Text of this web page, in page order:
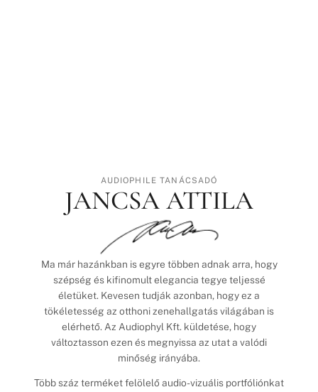
AUDIOPHILE TANÁCSADÓ
JANCSA ATTILA
Ma már hazánkban is egyre többen adnak arra, hogy
szépség és kifinomult elegancia tegye teljessé
életüket. Kevesen tudják azonban, hogy ez a
tökéletesség az otthoni zenehallgatás világában is
elérhető. Az Audiophyl Kft. küldetése, hogy
változtasson ezen és megnyissa az utat a valódi
minőség irányába.
Több száz terméket felölelő audio-vizuális portfóliónkat